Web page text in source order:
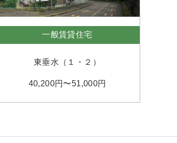
一般賃貸住宅
東垂水（１・２）
40,200円〜51,000円